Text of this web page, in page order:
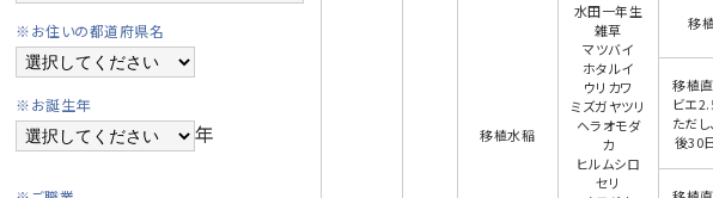
※お住いの都道府県名
※お誕生年
年 移植水稲
水田一年生
雑草
マツバイ
ホタルイ
ウリカワ
ミズガヤツリ
ヘラオモダ
カ
ヒルムシロ
セリ
移
移植
ビエ
ただし
後30